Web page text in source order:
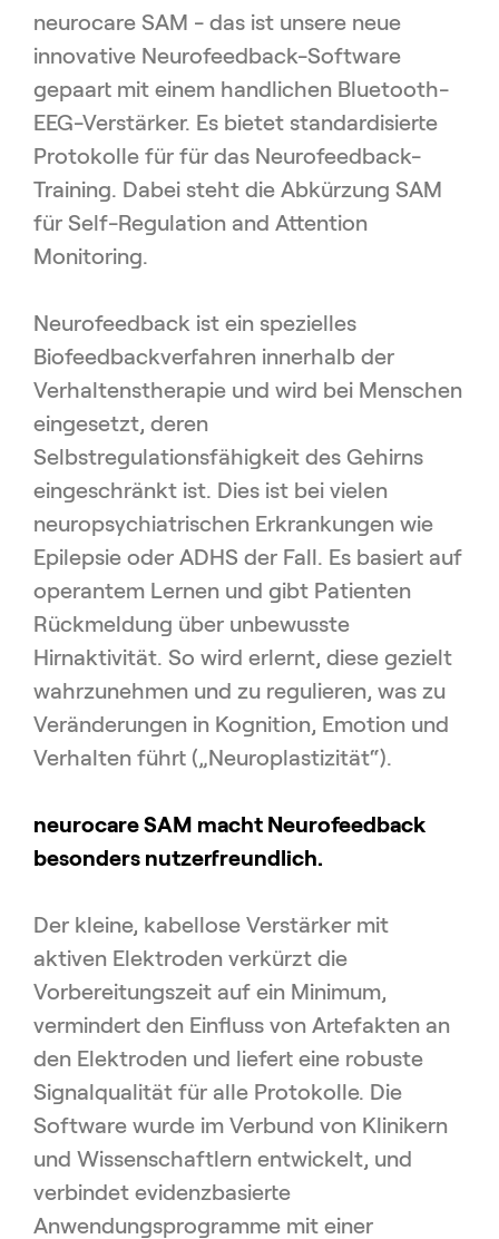
neurocare SAM - das ist unsere neue
innovative Neurofeedback-Software
gepaart mit einem handlichen Bluetooth-
EEG-Verstärker. Es bietet standardisierte
Protokolle für für das Neurofeedback-
Training. Dabei steht die Abkürzung SAM
für Self-Regulation and Attention
Monitoring.
Neurofeedback ist ein spezielles
Biofeedbackverfahren innerhalb der
Verhaltenstherapie und wird bei Menschen
eingesetzt, deren
Selbstregulationsfähigkeit des Gehirns
eingeschränkt ist. Dies ist bei vielen
neuropsychiatrischen Erkrankungen wie
Epilepsie oder ADHS der Fall. Es basiert auf
operantem Lernen und gibt Patienten
Rückmeldung über unbewusste
Hirnaktivität. So wird erlernt, diese gezielt
wahrzunehmen und zu regulieren, was zu
Veränderungen in Kognition, Emotion und
Verhalten führt („Neuroplastizität“).
neurocare SAM macht Neurofeedback
besonders nutzerfreundlich.
Der kleine, kabellose Verstärker mit
aktiven Elektroden verkürzt die
Vorbereitungszeit auf ein Minimum,
vermindert den Einfluss von Artefakten an
den Elektroden und liefert eine robuste
Signalqualität für alle Protokolle. Die
Software wurde im Verbund von Klinikern
und Wissenschaftlern entwickelt, und
verbindet evidenzbasierte
Anwendungsprogramme mit einer